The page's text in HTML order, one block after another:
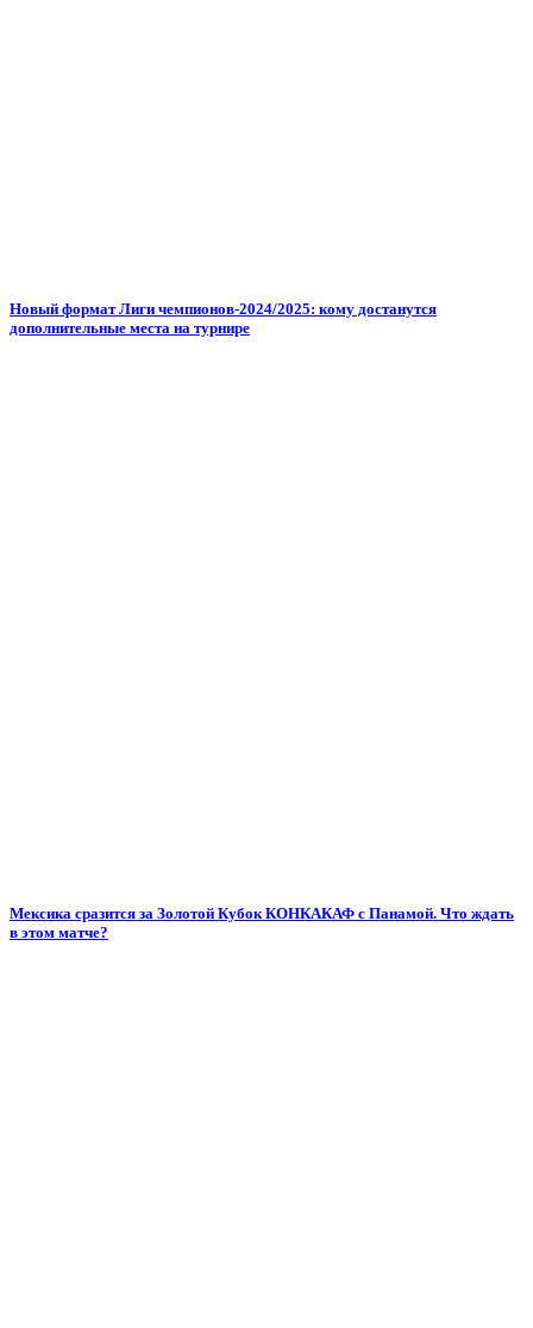
Новый формат Лиги чемпионов-2024/2025: кому достанутся
дополнительные места на турнире
Мексика сразится за Золотой Кубок КОНКАКАФ с Панамой. Что ждать
в этом матче?